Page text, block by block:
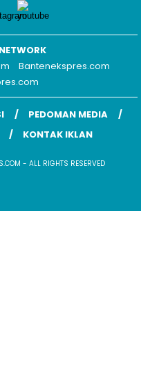
Bantenekspres.com
PEDOMAN MEDIA
KONTAK IKLAN
- ALL RIGHTS RESERVED